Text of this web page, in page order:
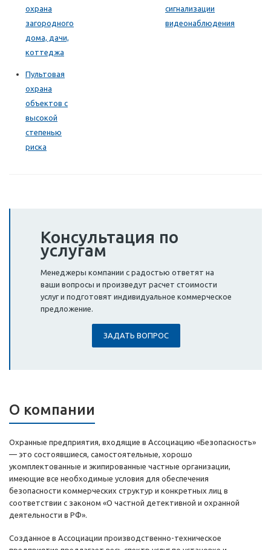
охрана
загородного
дома, дачи,
коттеджа
сигнализации
видеонаблюдения
Пультовая
охрана
объектов с
высокой
степенью
риска
Консультация по
услугам
Менеджеры компании с радостью ответят на
ваши вопросы и произведут расчет стоимости
услуг и подготовят индивидуальное коммерческое
предложение.
ЗАДАТЬ ВОПРОС
О компании
Охранные предприятия, входящие в Ассоциацию «Безопасность»
— это состоявшиеся, самостоятельные, хорошо
укомплектованные и экипированные частные организации,
имеющие все необходимые условия для обеспечения
безопасности коммерческих структур и конкретных лиц в
соответствии с законом «О частной детективной и охранной
деятельности в РФ».
Созданное в Ассоциации производственно-техническое